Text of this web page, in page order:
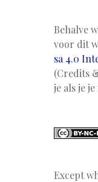
Behalve
voor dit
sa 4.0
(Credits
je als je
Except